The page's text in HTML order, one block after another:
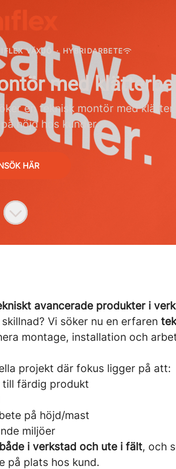
VÄXJÖ · HYBRIDARBETE
med
en teknisk montör med
höjd hos kunder.
HÄR
avancerade produkter i
Vi söker nu en erfaren
montage, installation och
projekt där fokus ligger på att:
till färdig produkt
på höjd/mast
miljöer
både i verkstad och ute i fält, och
på plats hos kund.